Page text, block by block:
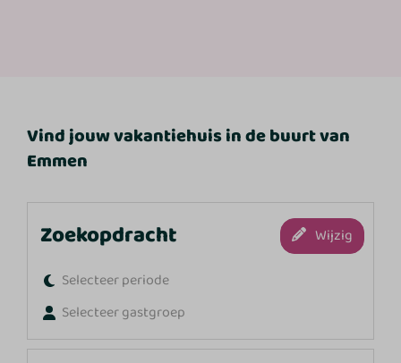
Vind jouw vakantiehuis in de buurt van
Emmen
Zoekopdracht
Wijzig
Selecteer periode
Selecteer gastgroep